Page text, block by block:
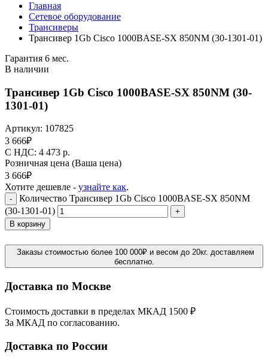
Главная
Сетевое оборудование
Трансиверы
Трансивер 1Gb Cisco 1000BASE-SX 850NM (30-1301-01)
Гарантия 6 мес.
В наличии
Трансивер 1Gb Cisco 1000BASE-SX 850NM (30-
1301-01)
Артикул: 107825
3 666₽
C НДС: 4 473 р.
Розничная цена (Ваша цена)
3 666₽
Хотите дешевле - узнайте как.
-
Количество Трансивер 1Gb Cisco 1000BASE-SX 850NM
(30-1301-01)
+
В корзину
Заказы стоимостью более 100 000₽ и весом до 20кг. доставляем
бесплатно.
Доставка по Москве
Стоимость доставки в пределах МКАД 1500 ₽
За МКАД по согласованию.
Доставка по России